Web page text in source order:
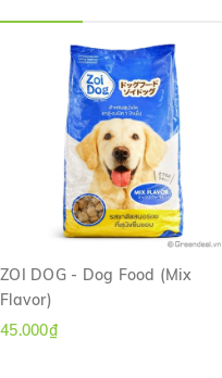
ZOI DOG - Dog Food (Mix
Flavor)
45.000₫